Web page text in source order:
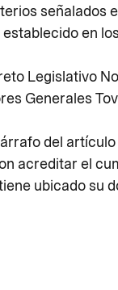
en
Legislativo
Generales
del
acreditar el
ubicado su